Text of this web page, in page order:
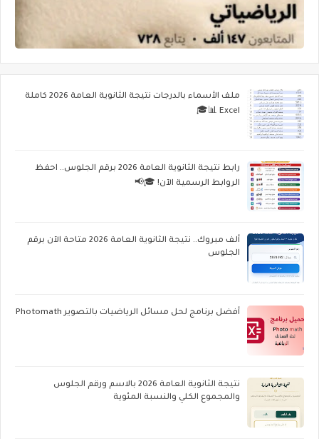
ملف الأسماء بالدرجات نتيجة الثانوية العامة 2026 كاملة
Excel 📊🎓
رابط نتيجة الثانوية العامة 2026 برقم الجلوس.. احفظ
الروابط الرسمية الآن! 🎓📢
ألف مبروك.. نتيجة الثانوية العامة 2026 متاحة الآن برقم
الجلوس
أفضل برنامج لحل مسائل الرياضيات بالتصوير Photomath
نتيجة الثانوية العامة 2026 بالاسم ورقم الجلوس
والمجموع الكلي والنسبة المئوية